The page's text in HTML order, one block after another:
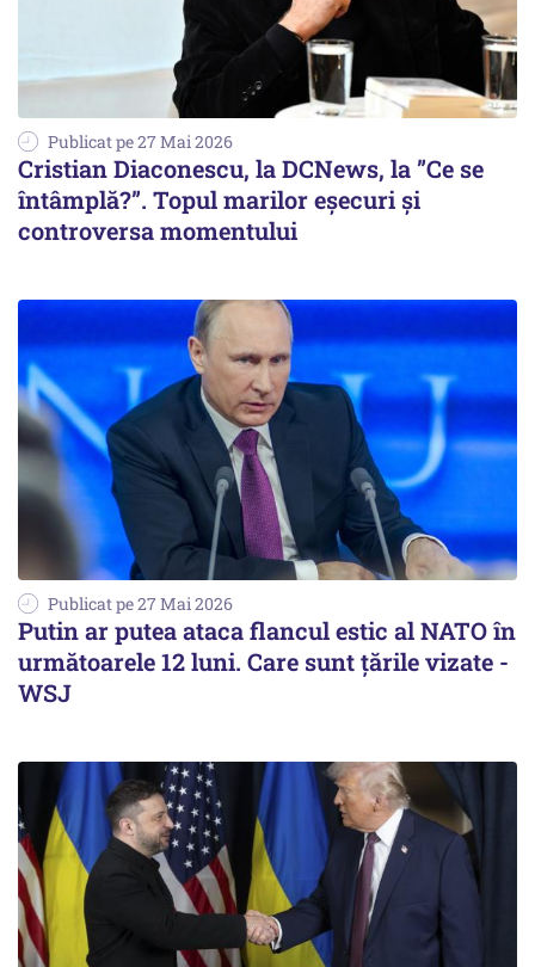
Publicat pe 27 Mai 2026
Cristian Diaconescu, la DCNews, la ”Ce se
întâmplă?”. Topul marilor eșecuri și
controversa momentului
Publicat pe 27 Mai 2026
Putin ar putea ataca flancul estic al NATO în
următoarele 12 luni. Care sunt țările vizate -
WSJ